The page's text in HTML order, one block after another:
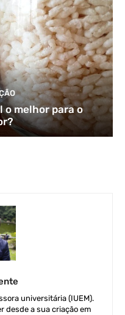
o melhor para o
universitária (IUEM).
desde a sua criação em